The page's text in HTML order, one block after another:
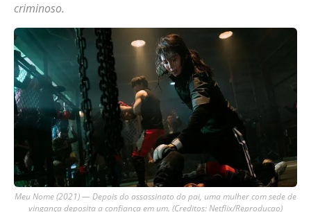
criminoso.
Meu Nome (2021) — Depois do assassinato do pai, uma mulher com sede de
vingança deposita a confiança em um. (Creditos: Netflix/Reproducao)